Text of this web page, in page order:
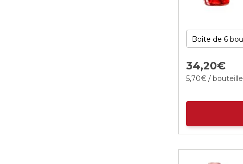
34,20€
5,70€ / bouteille